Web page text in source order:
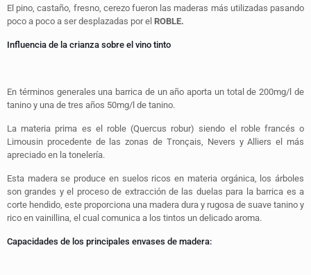
El pino, castaño, fresno, cerezo fueron las maderas más utilizadas pasando
poco a poco a ser desplazadas por el ROBLE.
Influencia de la crianza sobre el vino tinto
En términos generales una barrica de un año aporta un total de 200mg/l de
tanino y una de tres años 50mg/l de tanino.
La materia prima es el roble (Quercus robur) siendo el roble francés o
Limousin procedente de las zonas de Tronçais, Nevers y Alliers el más
apreciado en la tonelería.
Esta madera se produce en suelos ricos en materia orgánica, los árboles
son grandes y el proceso de extracción de las duelas para la barrica es a
corte hendido, este proporciona una madera dura y rugosa de suave tanino y
rico en vainillina, el cual comunica a los tintos un delicado aroma.
Capacidades de los principales envases de madera: